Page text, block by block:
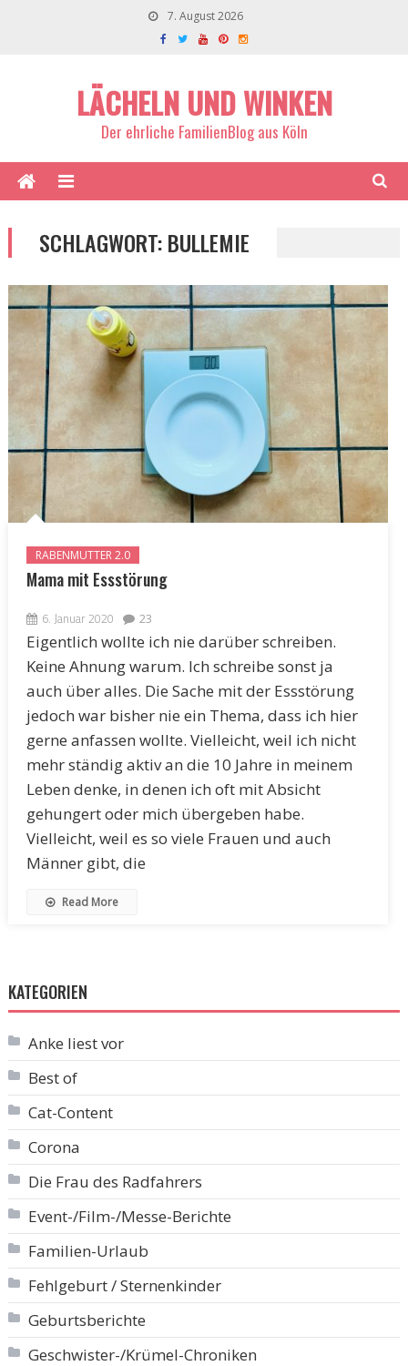
7. August 2026
LÄCHELN UND WINKEN
Der ehrliche FamilienBlog aus Köln
SCHLAGWORT:BULLEMIE
RABENMUTTER 2.0
Mama mit Essstörung
6. Januar 2020 23
Eigentlich wollte ich nie darüber schreiben.
Keine Ahnung warum. Ich schreibe sonst ja
auch über alles. Die Sache mit der Essstörung
jedoch war bisher nie ein Thema, dass ich hier
gerne anfassen wollte. Vielleicht, weil ich nicht
mehr ständig aktiv an die 10 Jahre in meinem
Leben denke, in denen ich oft mit Absicht
gehungert oder mich übergeben habe.
Vielleicht, weil es so viele Frauen und auch
Männer gibt, die
Read More
KATEGORIEN
Anke liest vor
Best of
Cat-Content
Corona
Die Frau des Radfahrers
Event-/Film-/Messe-Berichte
Familien-Urlaub
Fehlgeburt / Sternenkinder
Geburtsberichte
Geschwister-/Krümel-Chroniken